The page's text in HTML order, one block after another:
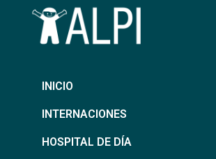
INICIO
INTERNACIONES
HOSPITAL DE DÍA